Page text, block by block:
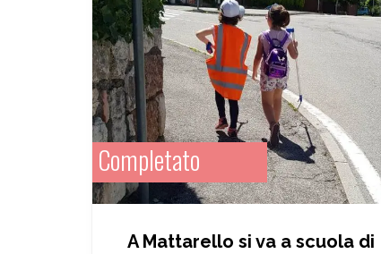
Completato
A Mattarello si va a scuola di